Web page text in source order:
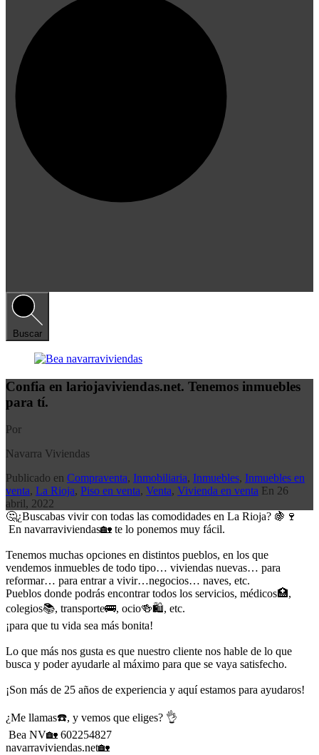
Buscar
Confia en lariojaviviendas.net. Tenemos inmuebles
para tí.
Por
Navarra Viviendas
Publicado en Compraventa, Inmobiliaria, Inmuebles, Inmuebles en
venta, La Rioja, Piso en venta, Venta, Vivienda en venta En 26
abril, 2022
🤔¿Buscabas vivir con todas las comodidades en La Rioja? 🍇🍷
En navarraviviendas🏡 te lo ponemos muy fácil.
Tenemos muchas opciones en distintos pueblos, en los que
vendemos inmuebles de todo tipo… viviendas nuevas… para
reformar… para entrar a vivir…negocios… naves, etc.
Pueblos donde podrás encontrar todos los servicios, médicos🏥,
colegios📚, transporte🚌, ocio🍻🛍, etc.
¡para que tu vida sea más bonita!
Lo que más nos gusta es que nuestro cliente nos hable de lo que
busca y poder ayudarle al máximo para que se vaya satisfecho.
¡Son más de 25 años de experiencia y aquí estamos para ayudaros!
¿Me llamas☎️, y vemos que eliges? 👌
Bea NV🏡 602254827
navarraviviendas.net🏡